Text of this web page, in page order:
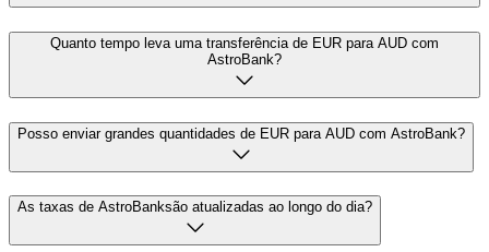
Quanto tempo leva uma transferência de EUR para AUD com
AstroBank?
Posso enviar grandes quantidades de EUR para AUD com AstroBank?
As taxas de AstroBanksão atualizadas ao longo do dia?